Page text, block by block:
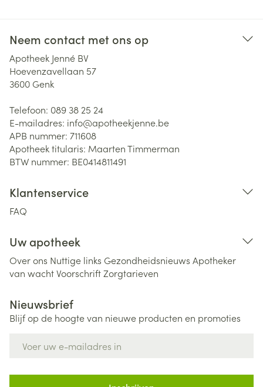
Neem contact met ons op
Apotheek Jenné BV
Hoevenzavellaan 57
3600 Genk
Telefoon: 089 38 25 24
E-mailadres: info@apotheekjenne.be
APB nummer: 711608
Apotheek titularis: Maarten Timmerman
BTW nummer: BE0414811491
Klantenservice
FAQ
Uw apotheek
Over ons Nuttige links Gezondheidsnieuws Apotheker
van wachtVoorschriftZorgtarieven
Nieuwsbrief
Blijf op de hoogte van nieuwe producten en promoties